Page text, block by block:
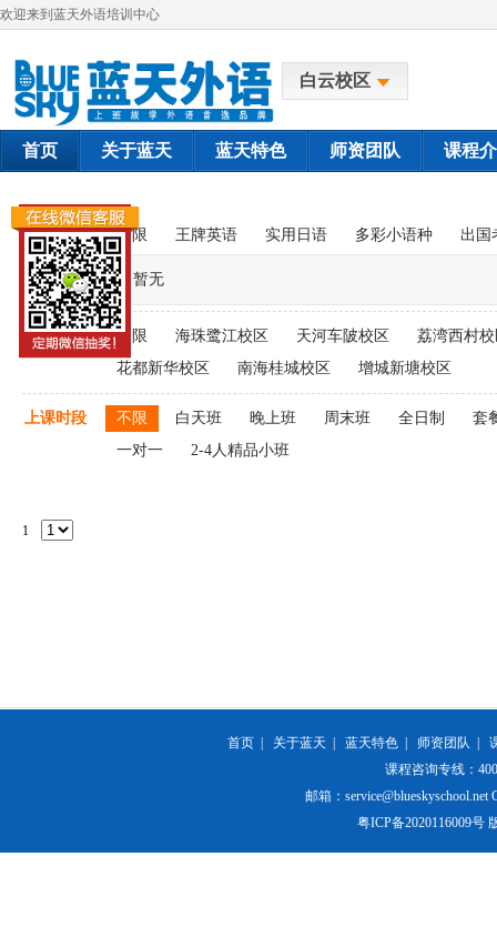
欢迎来到蓝天外语培训中心
白云校区
首页 关于蓝天 蓝天特色 师资团队 课程
课程类别 不限 王牌英语 实用日语 多彩小语种 出国
暂无
上课校区 不限 海珠鹭江校区 天河车陂校区
荔湾西村
花都新华校区
南海桂城校区 增城新塘校区
上课时段 不限 白天班 晚上班 周末班 全日制
套
一对一
2-4人精品小班
1
首页 关于蓝天 蓝天特色 师资团队
课程咨询专线：
邮箱：service@blueskyschool.net
粤ICP备2020116009号